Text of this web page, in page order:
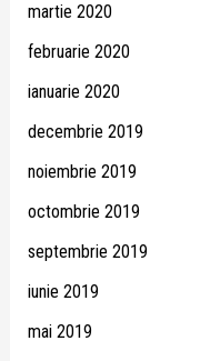
martie 2020
februarie 2020
ianuarie 2020
decembrie 2019
noiembrie 2019
octombrie 2019
septembrie 2019
iunie 2019
mai 2019